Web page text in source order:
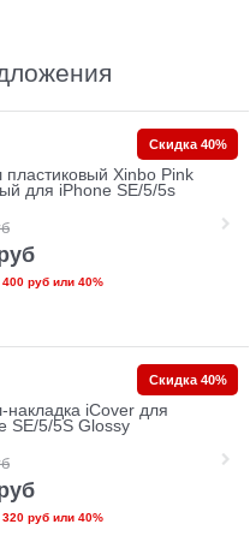
пластиковый Xinbo Pink
для iPhone SE/5/5s
400 рубили 40%
Скидка 40%
накладка iCover для
SE/5/5S Glossy
320 рубили 40%
Скидка 40%